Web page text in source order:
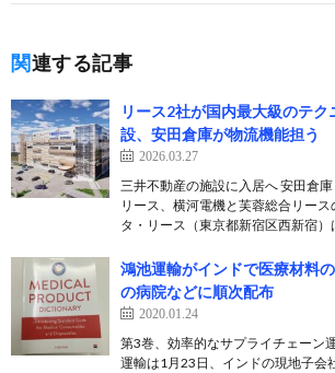
関連する記事
リース2社が国内最大級のテ
設、安田倉庫が物流機能担う
2026.03.27
三井不動産の施設に入居へ 安田倉
リース、横河電機と芙蓉総合リー
タ・リース（東京都新宿区西新宿
鴻池運輸がインドで医療材料
の病院などに順次配布
2020.01.24
第3巻、効率的なサプライチェーン
運輸は1月23日、インドの現地子会